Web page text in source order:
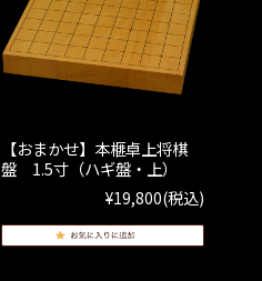
【おまかせ】本榧卓上将棋
盤 1.5寸（ハギ盤・上）
¥19,800(税込)